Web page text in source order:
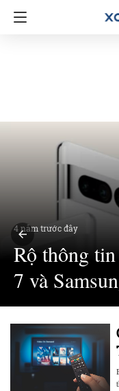
4 năm trước đây
Rộ thông
7 và